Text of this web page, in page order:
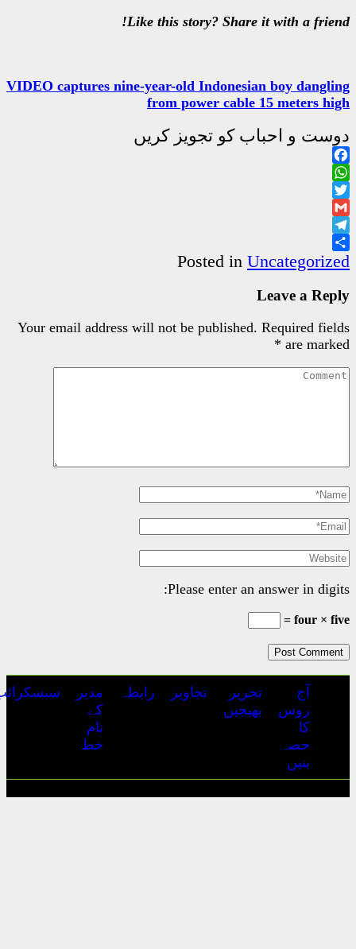
Like this
VIDEO captures nine-year-old
from
کریں
Your email address will not be
Please
رابطہ
مدیر
کے
سبسکرائب
ہمارے
بارے
میں
اشتہارات